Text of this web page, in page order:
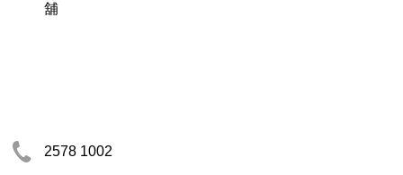
舖
2578 1002